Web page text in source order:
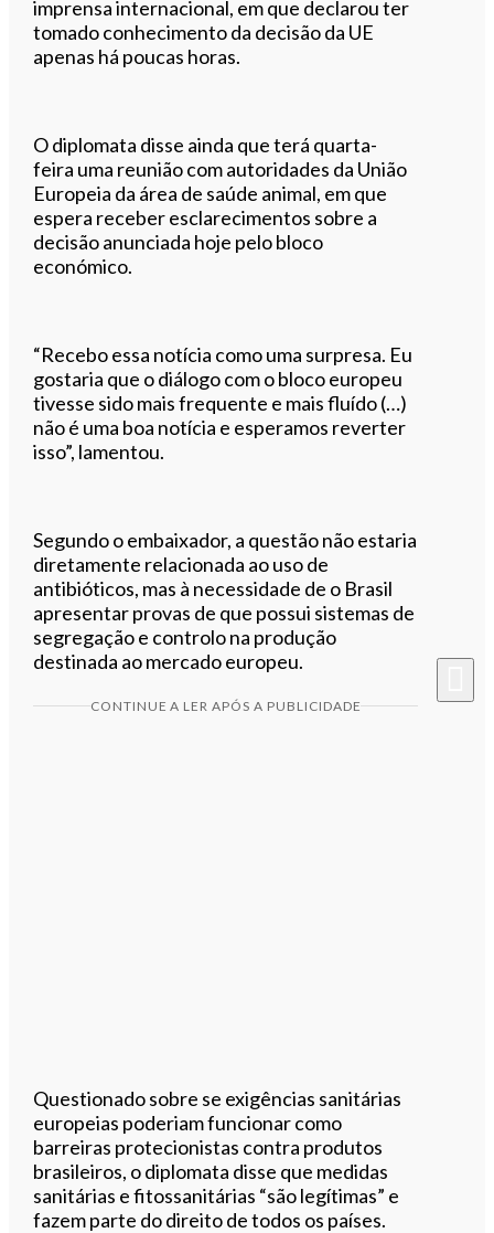
imprensa internacional, em que declarou ter
tomado conhecimento da decisão da UE
apenas há poucas horas.
O diplomata disse ainda que terá quarta-
feira uma reunião com autoridades da União
Europeia da área de saúde animal, em que
espera receber esclarecimentos sobre a
decisão anunciada hoje pelo bloco
económico.
“Recebo essa notícia como uma surpresa. Eu
gostaria que o diálogo com o bloco europeu
tivesse sido mais frequente e mais fluído (…)
não é uma boa notícia e esperamos reverter
isso”, lamentou.
Segundo o embaixador, a questão não estaria
diretamente relacionada ao uso de
antibióticos, mas à necessidade de o Brasil
apresentar provas de que possui sistemas de
segregação e controlo na produção
destinada ao mercado europeu.
CONTINUE A LER APÓS A PUBLICIDADE
Questionado sobre se exigências sanitárias
europeias poderiam funcionar como
barreiras protecionistas contra produtos
brasileiros, o diplomata disse que medidas
sanitárias e fitossanitárias “são legítimas” e
fazem parte do direito de todos os países.